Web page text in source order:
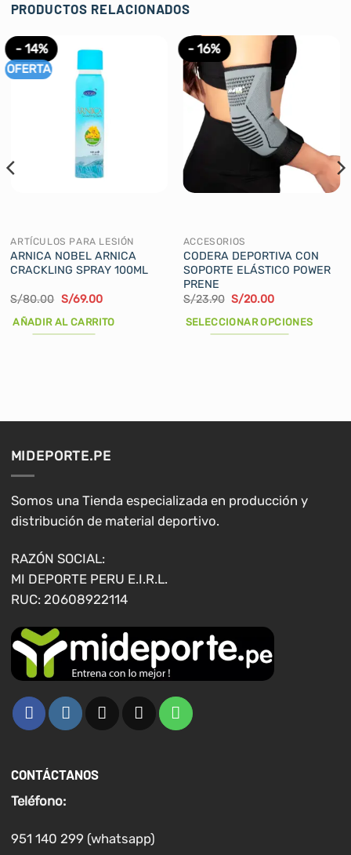
PRODUCTOS RELACIONADOS
- 14%
OFERTA
ARTÍCULOS PARA LESIÓN
ARNICA NOBEL ARNICA
CRACKLING SPRAY 100ML
S/80.00 El
original
era:
S/69.00El
actual
AÑADIR AL CARRITO
- 16%
ACCESORIOS
CODERA DEPORTIVA CON
SOPORTE ELÁSTICO POWER
PRENE
S/23.90 El
original
era:
S/20.00El
actual
es:
SELECCIONAR OPCIONES
elegir
en
MIDEPORTE.PE
Somos una Tienda especializada en producción y
distribución de material deportivo.
RAZÓN SOCIAL:
MI DEPORTE PERU E.I.R.L.
RUC: 20608922114
CONTÁCTANOS
Teléfono:
951 140 299 (whatsapp)